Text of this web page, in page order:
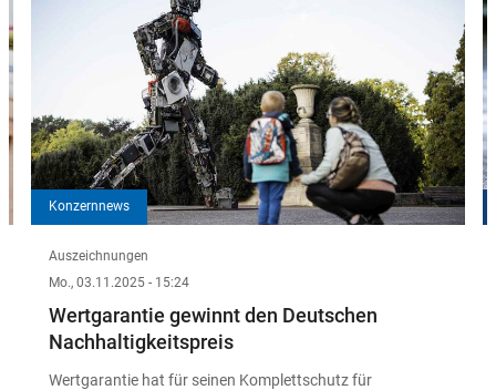
Konzernnews
Auszeichnungen
Mo., 03.11.2025 - 15:24
Wertgarantie gewinnt den Deutschen
Nachhaltigkeitspreis
Wertgarantie hat für seinen Komplettschutz für